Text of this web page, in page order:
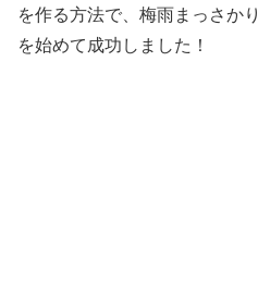
を作る方法で、梅雨まっさか
を始めて成功しました！